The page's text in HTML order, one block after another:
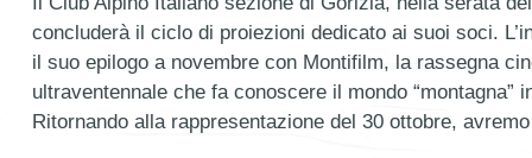
concluderà il ciclo di proiezioni dedicato ai suoi soci.
il suo epilogo a novembre con Montifilm, la rassegna
ultraventennale che fa conoscere il mondo “montagna”
Ritornando alla rappresentazione del 30 ottobre,